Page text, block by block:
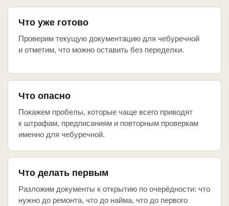
Что уже готово
Проверим текущую документацию для чебуречной
и отметим, что можно оставить без переделки.
Что опасно
Покажем пробелы, которые чаще всего приводят
к штрафам, предписаниям и повторным проверкам
именно для чебуречной.
Что делать первым
Разложим документы к открытию по очерёдности: что
нужно до ремонта, что до найма, что до первого